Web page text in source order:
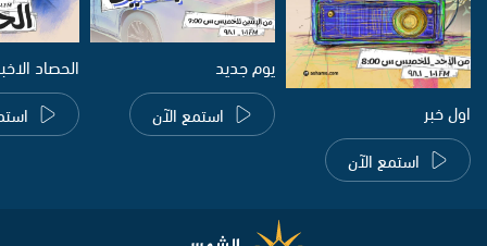
اول خبر
استمع الآن
يوم جديد
استمع الآن
الحصاد